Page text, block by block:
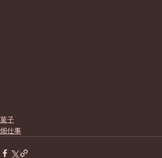
菓子
畑仕事